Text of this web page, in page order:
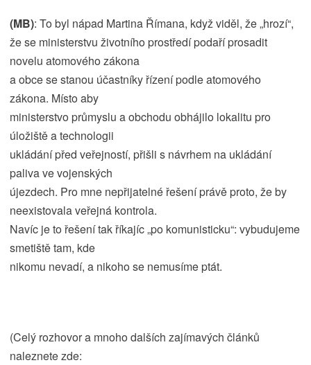
(MB): To byl nápad Martina Římana, když viděl, že „hrozí“,
že se ministerstvu životního prostředí podaří prosadit
novelu atomového zákona
a obce se stanou účastníky řízení podle atomového
zákona. Místo aby
ministerstvo průmyslu a obchodu obhájilo lokalitu pro
úložiště a technologii
ukládání před veřejností, přišli s návrhem na ukládání
paliva ve vojenských
újezdech. Pro mne nepřijatelné řešení právě proto, že by
neexistovala veřejná kontrola.
Navíc je to řešení tak říkajíc „po komunisticku“: vybudujeme
smetiště tam, kde
nikomu nevadí, a nikoho se nemusíme ptát.
(Celý rozhovor a mnoho dalších zajímavých článků
naleznete zde: